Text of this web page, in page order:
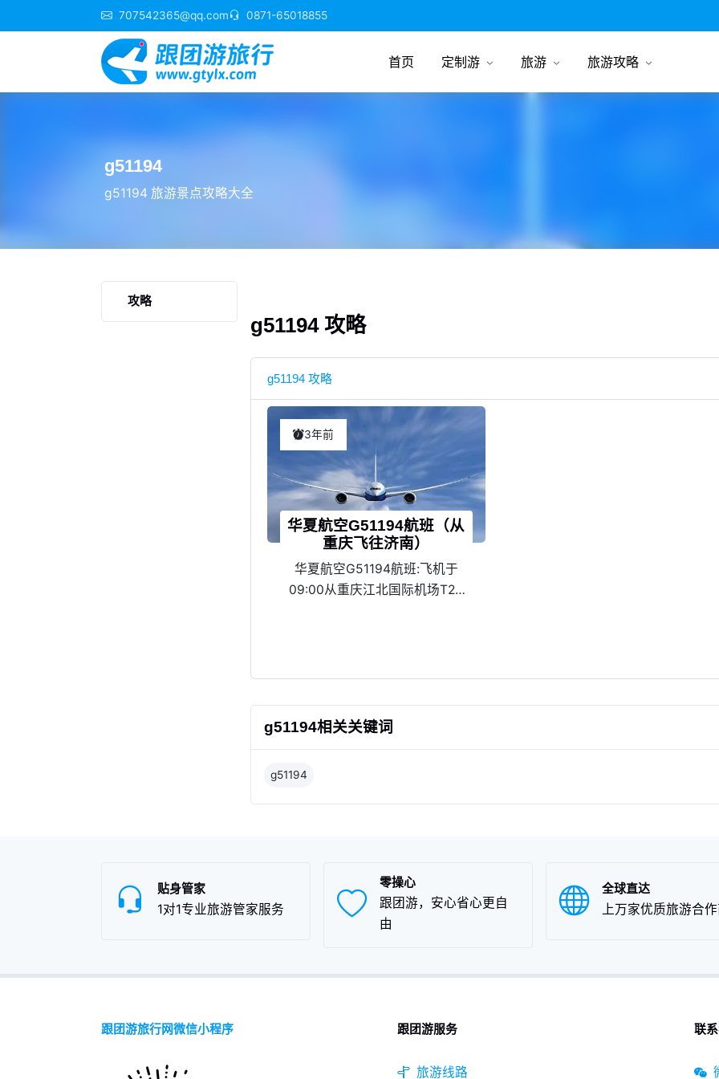
707542365@qq.com 0871-65018855
首页 定制游 旅游 旅游攻略
g51194
g51194 旅游景点攻略大全
攻略
g51194 攻略
g51194 攻略
3年前
华夏航空G51194航班（从
重庆飞往济南）
华夏航空G51194航班:飞机于
09:00从重庆江北国际机场T2A
g51194相关关键词
g51194
贴身管家
1对1专业旅游管家服务
零操心
跟团游，安心省心更自
由
全球直达
上万家优质旅游合
跟团游旅行网微信小程序 跟团游服务
旅游线路
联